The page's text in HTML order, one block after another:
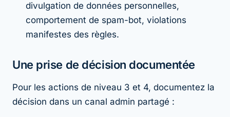
divulgation de données personnelles,
comportement de spam-bot, violations
manifestes des règles.
Une prise de décision documentée
Pour les actions de niveau 3 et 4, documentez la
décision dans un canal admin partagé :